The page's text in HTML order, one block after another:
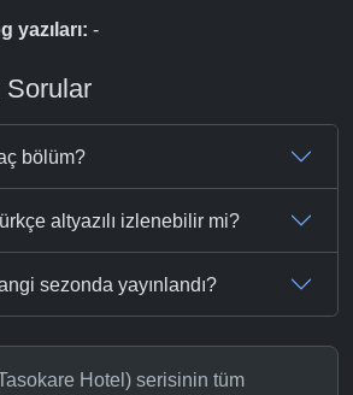
yazıları: -
Sorular
bölüm?
altyazılı izlenebilir mi?
sezonda yayınlandı?
Hotel) serisinin tüm